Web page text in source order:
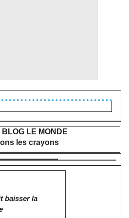
BLOG LE MONDE
les crayons
baisser la